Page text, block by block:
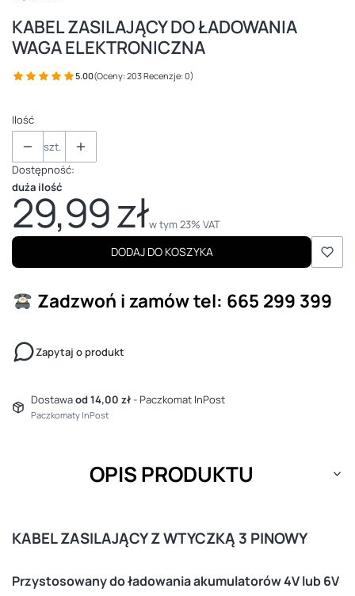
KABEL ZASILAJĄCY DO ŁADOWANIA
WAGA ELEKTRONICZNA
5.00(Oceny: 203 Recenzje: 0)
Ilość
szt.
Dostępność:
duża ilość
Cena
29,99 złw tym 23% VAT
w tym23% VAT
DODAJ DO KOSZYKA
Zadzwoń i zamówtel: 665 299 399
Zapytaj o produkt
Dostawaod 14,00 zł- Paczkomat InPost
Paczkomaty InPost
OPIS PRODUKTU
KABEL ZASILAJĄCY Z WTYCZKĄ 3 PINOWY
Przystosowany do ładowania akumulatorów 4V lub 6V